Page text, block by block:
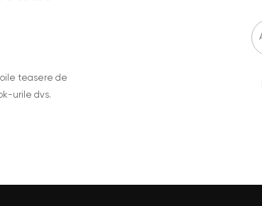
teasere de
urile dvs.